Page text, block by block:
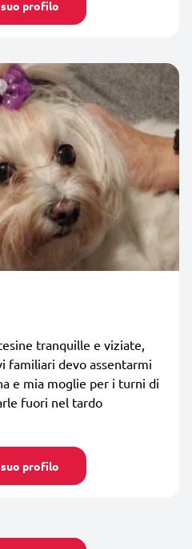
profilo
tranquille e viziate,
familiari devo assentarmi
e mia moglie per i turni di
fuori nel tardo
profilo